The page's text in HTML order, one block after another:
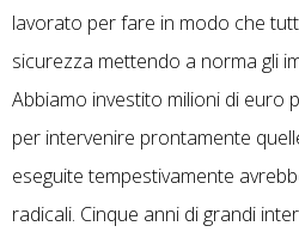
lavorato per fare in modo che
sicurezza mettendo a norma gli
Abbiamo investito milioni di euro
per intervenire prontamente
eseguite tempestivamente
radicali. Cinque anni di grandi